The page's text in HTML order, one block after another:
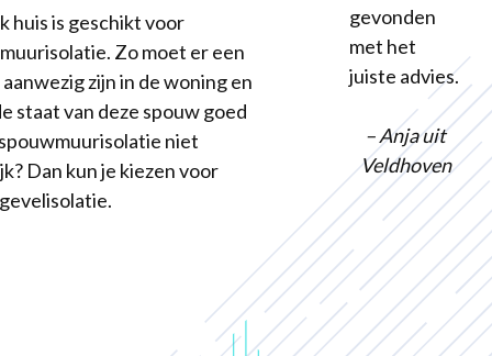
huis is geschikt voor
Zo moet er een
zijn in de woning en
staat van deze spouw goed
niet
Dan kun je kiezen voor
gevonden
met het
juiste advies.
– Anja uit
Veldhoven